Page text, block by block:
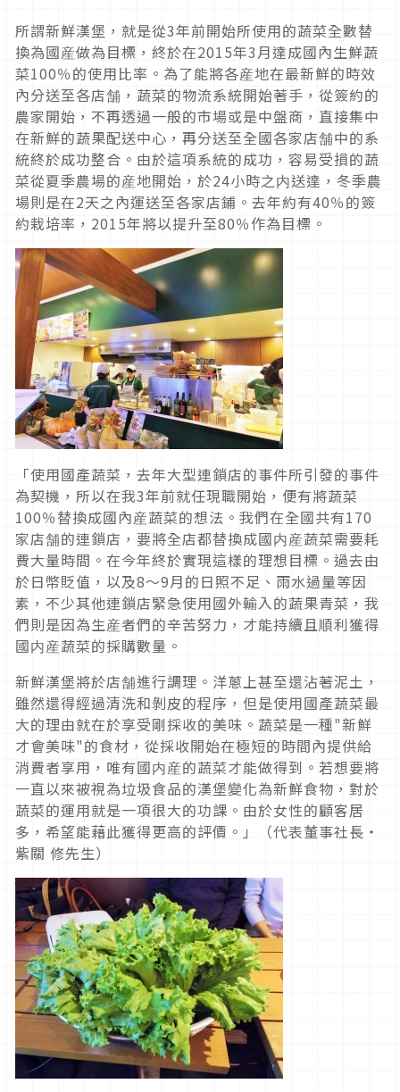
所謂新鮮漢堡，就是從3年前開始所使用的蔬菜全數替
換為國産做為目標，終於在2015年3月達成國內生鮮蔬
菜100％的使用比率。為了能將各産地在最新鮮的時效
內分送至各店舗，蔬菜的物流系統開始著手，從簽約的
農家開始，不再透過一般的市場或是中盤商，直接集中
在新鮮的蔬果配送中心，再分送至全國各家店舗中的系
統終於成功整合。由於這項系統的成功，容易受損的蔬
菜從夏季農場的産地開始，於24小時之内送達，冬季農
場則是在2天之內運送至各家店鋪。去年約有40％的簽
約栽培率，2015年將以提升至80％作為目標。
「使用國產蔬菜，去年大型連鎖店的事件所引發的事件
為契機，所以在我3年前就任現職開始，便有將蔬菜
100％替換成國內産蔬菜的想法。我們在全國共有170
家店舗的連鎖店，要將全店都替換成國内産蔬菜需要耗
費大量時間。在今年終於實現這樣的理想目標。過去由
於日幣貶值，以及8～9月的日照不足、雨水過量等因
素，不少其他連鎖店緊急使用國外輸入的蔬果青菜，我
們則是因為生産者們的辛苦努力，才能持續且順利獲得
國内産蔬菜的採購數量。
新鮮漢堡將於店舗進行調理。洋蔥上甚至還沾著泥土，
雖然還得經過清洗和剝皮的程序，但是使用國產蔬菜最
大的理由就在於享受剛採收的美味。蔬菜是一種"新鮮
才會美味"的食材，從採收開始在極短的時間內提供給
消費者享用，唯有國内産的蔬菜才能做得到。若想要將
一直以來被視為垃圾食品的漢堡變化為新鮮食物，對於
蔬菜的運用就是一項很大的功課。由於女性的顧客居
多，希望能藉此獲得更高的評價。」（代表董事社長・
紫關 修先生）